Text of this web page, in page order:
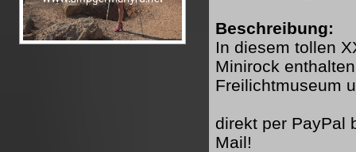
Beschreibung:
In diesem tollen
Minirock
Freilichtmuseum
direkt per PayPal
Mail!